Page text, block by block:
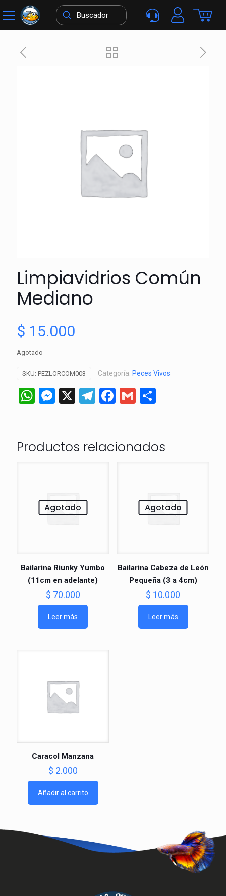
Limpiavidrios Común
Mediano
$ 15.000
Agotado
SKU: PEZLORCOM003 Categoría: Peces Vivos
WhatsApp
Messenger
X Telegram
Facebook
Gmail
Productos relacionados
Agotado
Bailarina Riunky Yumbo
(11cm en adelante)
$ 70.000
Leer más
Agotado
Bailarina Cabeza de León
Pequeña (3 a 4cm)
$ 10.000
Leer más
Caracol Manzana
$ 2.000
Añadir al carrito